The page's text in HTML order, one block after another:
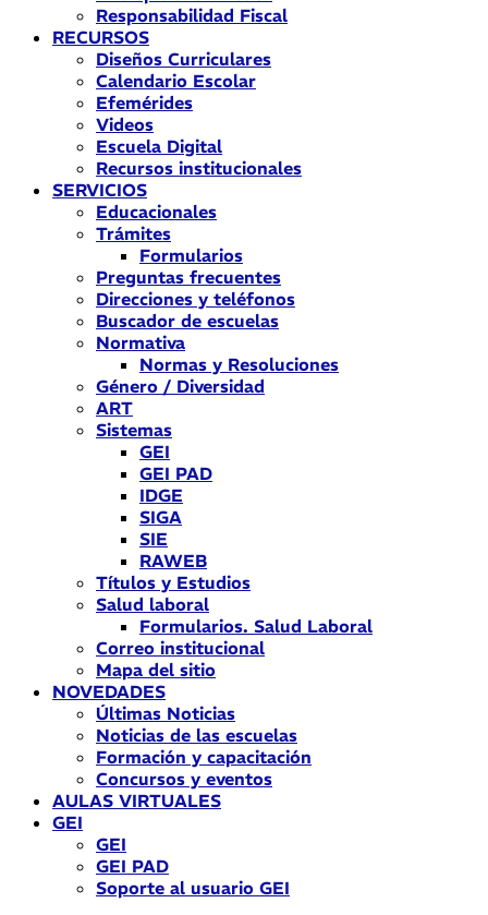
Responsabilidad Fiscal
RECURSOS
Diseños Curriculares
Calendario Escolar
Efemérides
Videos
Escuela Digital
Recursos institucionales
SERVICIOS
Educacionales
Trámites
Formularios
Preguntas frecuentes
Direcciones y teléfonos
Buscador de escuelas
Normativa
Normas y Resoluciones
Género / Diversidad
ART
Sistemas
GEI
GEI PAD
IDGE
SIGA
SIE
RAWEB
Títulos y Estudios
Salud laboral
Formularios. Salud Laboral
Correo institucional
Mapa del sitio
NOVEDADES
Últimas Noticias
Noticias de las escuelas
Formación y capacitación
Concursos y eventos
AULAS VIRTUALES
GEI
GEI
GEI PAD
Soporte al usuario GEI